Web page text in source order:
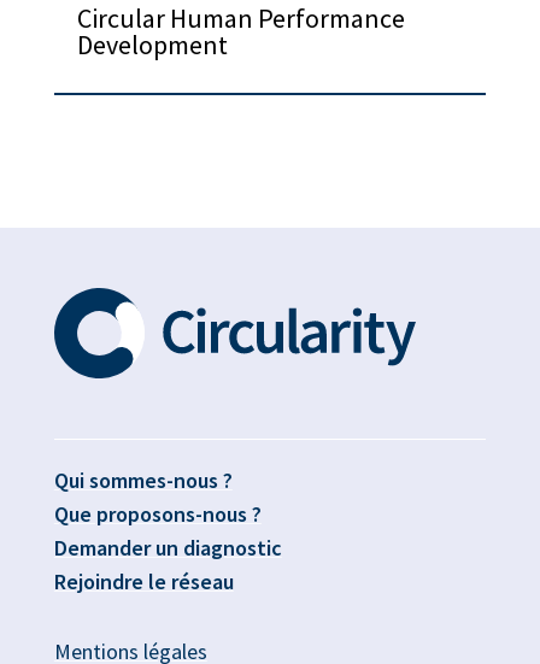
Circular Human Performance
Development
Qui sommes-nous ?
Que proposons-nous ?
Demander un diagnostic
Rejoindre le réseau
Mentions légales